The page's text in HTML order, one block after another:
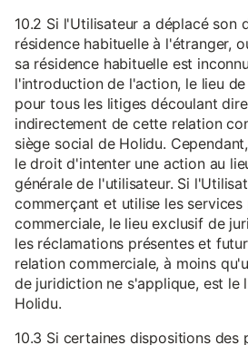
10.2 Si l'Utilisateur a déplacé son
résidence habituelle à l'étranger,
sa résidence habituelle est
l'introduction de l'action, le lieu
pour tous les litiges découlant
indirectement de cette relation
siège social de Holidu.
le droit d'intenter une action au
générale de l'utilisateur. Si
commerçant et utilise les
commerciale, le lieu exclusif de
les réclamations présentes et
relation commerciale, à moins
de juridiction ne s'applique, est le
Holidu.
10.3 Si certaines dispositions des